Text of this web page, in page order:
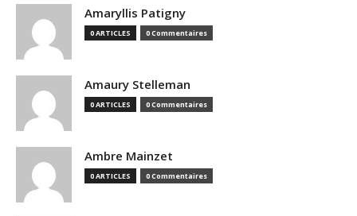
Amaryllis Patigny
0 ARTICLES 0 Commentaires
Amaury Stelleman
0 ARTICLES 0 Commentaires
Ambre Mainzet
0 ARTICLES 0 Commentaires